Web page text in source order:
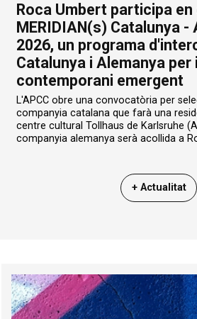
Roca Umbert participa en
MERIDIAN(s) Catalunya -
2026, un programa
Catalunya i Alemanya
contemporani emergent
L'APCC obre una convocatòria per
companyia catalana que farà una
centre cultural Tollhaus de Karlsruhe
companyia alemanya serà acollida a
+ Actualitat